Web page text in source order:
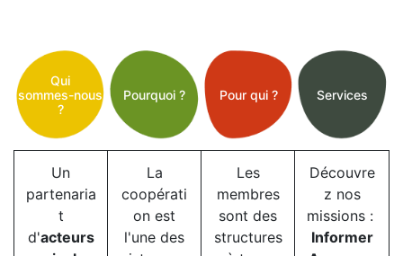
Qui
sommes-nous
?
Pourquoi ? Pour qui ? Services
Un
partenaria
t
d'acteurs
La
coopérati
on est
l'une des
Les
membres
sont des
structures
Découvre
z nos
missions :
Informer